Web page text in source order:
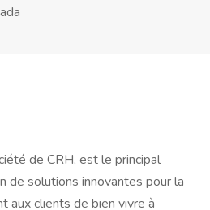
de CRH, est le principal
de solutions innovantes pour la
aux clients de bien vivre à